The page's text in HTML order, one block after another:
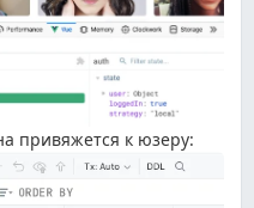
привяжется к юзеру: